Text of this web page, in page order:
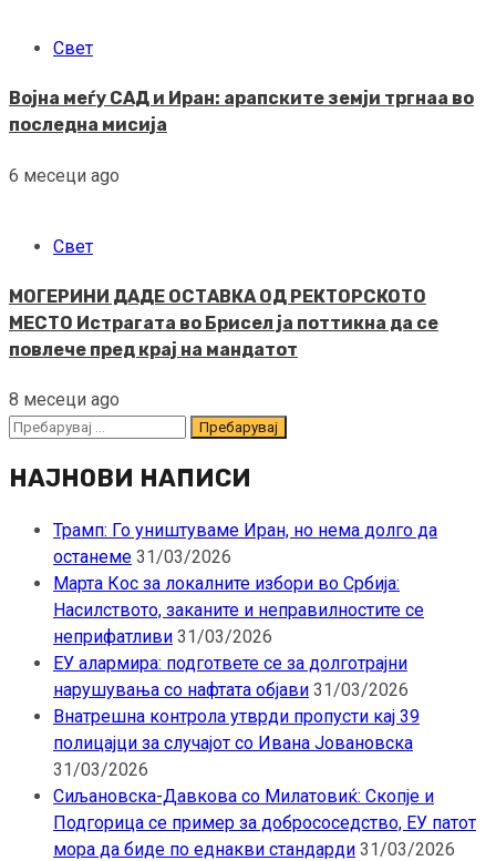
Свет
Војна меѓу САД и Иран: арапските земји тргнаа во
последна мисија
6 месеци ago
Свет
МОГЕРИНИ ДАДЕ ОСТАВКА ОД РЕКТОРСКОТО
МЕСТО Истрагата во Брисел ја поттикна да се
повлече пред крај на мандатот
8 месеци ago
Пребарувај
НАЈНОВИ НАПИСИ
Трамп: Го уништуваме Иран, но нема долго да
останеме 31/03/2026
Марта Кос за локалните избори во Србија:
Насилството, заканите и неправилностите се
неприфатливи 31/03/2026
ЕУ алармира: подгответе се за долготрајни
нарушувања со нафтата објави 31/03/2026
Внатрешна контрола утврди пропусти кај 39
полицајци за случајот со Ивана Јовановска
31/03/2026
Сиљановска-Давкова со Милатовиќ: Скопје и
Подгорица се пример за добрососедство, ЕУ патот
мора да биде по еднакви стандарди 31/03/2026